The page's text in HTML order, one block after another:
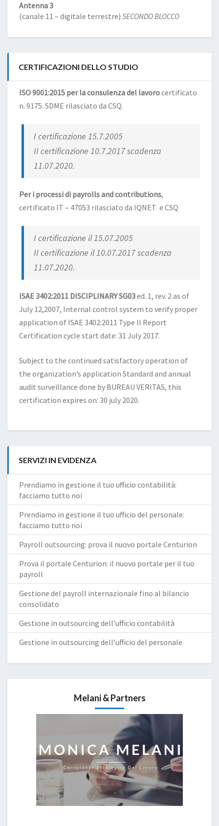
Antenna 3
(canale 11 – digitale terrestre) SECONDO BLOCCO
CERTIFICAZIONI DELLO STUDIO
ISO 9001:2015 per la consulenza del lavorocertificato
n. 9175. SDME rilasciato da CSQ.
I certificazione 15.7.2005
II certificazione 10.7.2017 scadenza
11.07.2020.
Per i processi di payrolls and contributions,
certificato IT – 47053 rilasciato da IQNET e CSQ
I certificazione il 15.07.2005
II certificazione il 10.07.2017 scadenza
11.07.2020.
ISAE 3402:2011 DISCIPLINARY SG03ed. 1, rev. 2 as of
July 12,2007, Internal control system to verify proper
application of ISAE 3402:2011 Type II Report
Certification cycle start date: 31 July 2017.
Subject to the continued satisfactory operation of
the organization’s application Standard and annual
audit surveillance done by BUREAU VERITAS, this
certification expires on: 30 july 2020.
SERVIZI IN EVIDENZA
Prendiamo in gestione il tuo ufficio contabilità:
facciamo tutto noi
Prendiamo in gestione il tuo ufficio del personale:
facciamo tutto noi
Payroll outsourcing: prova il nuovo portale Centurion
Prova il portale Centurion: il nuovo portale per il tuo
payroll
Gestione del payroll internazionale fino al bilancio
consolidato
Gestione in outsourcing dell’ufficio contabilità
Gestione in outsourcing dell’ufficio del personale
Melani & Partners